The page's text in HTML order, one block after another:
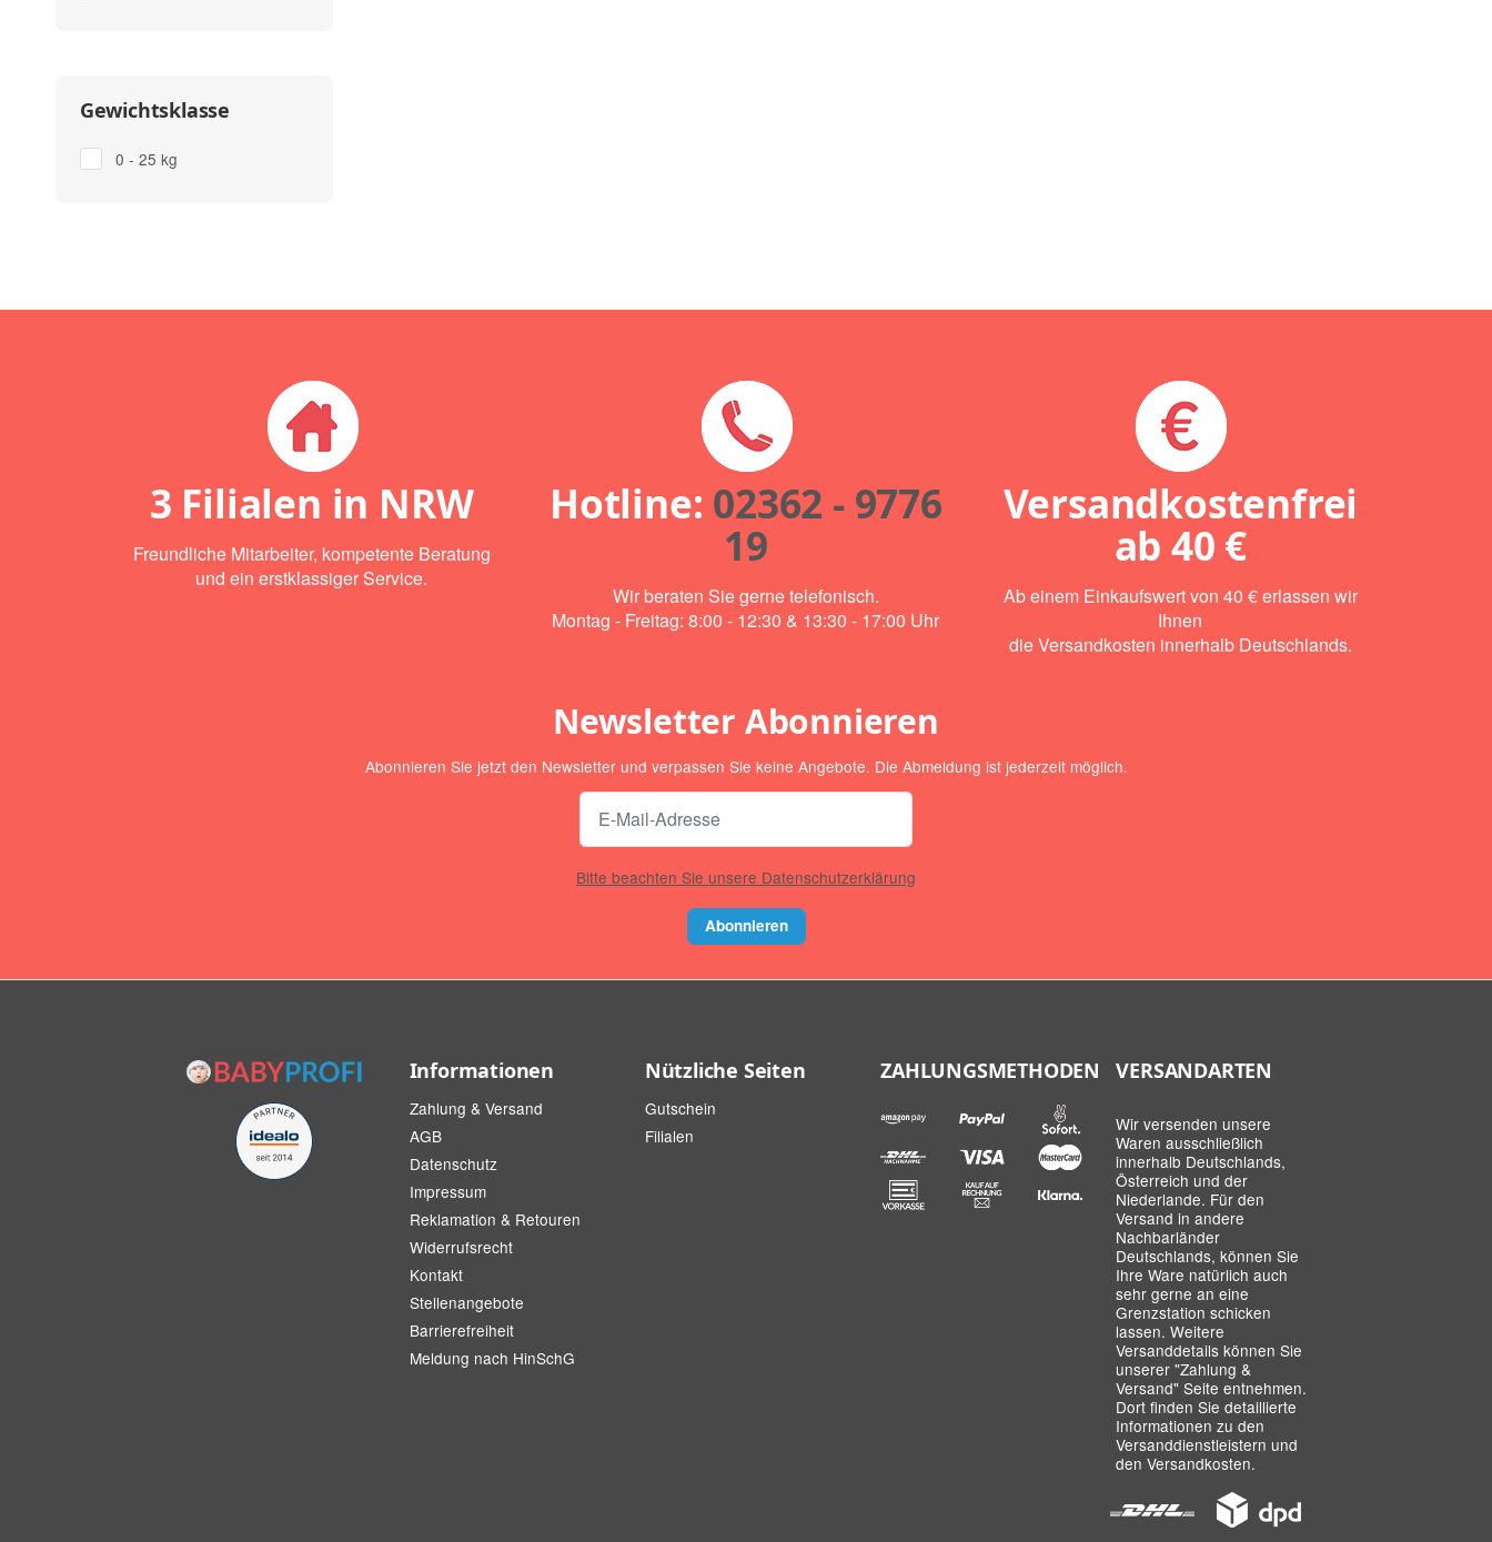
Gewichtsklasse
0 - 25 kg
3 Filialen in NRW
Freundliche Mitarbeiter, kompetente Beratung
und ein erstklassiger Service.
Hotline: 02362 - 9776
19
Wir beraten Sie gerne telefonisch.
Montag - Freitag: 8:00 - 12:30 & 13:30 - 17:00 Uhr
Versandkostenfrei
ab 40 €
Ab einem Einkaufswert von 40 € erlassen wir
Ihnen
die Versandkosten innerhalb Deutschlands.
Newsletter Abonnieren
Abonnieren Sie jetzt den Newsletter und verpassen Sie keine Angebote. Die Abmeldung ist jederzeit möglich.
Bitte beachten Sie unsere Datenschutzerklärung
Abonnieren
Informationen
Zahlung & Versand
AGB
Datenschutz
Impressum
Reklamation & Retouren
Widerrufsrecht
Kontakt
Stellenangebote
Barrierefreiheit
Meldung nach HinSchG
Nützliche Seiten
Gutschein
Filialen
ZAHLUNGSMETHODEN VERSANDARTEN
Wir versenden unsere
Waren ausschließlich
innerhalb Deutschlands,
Österreich und der
Niederlande. Für den
Versand in andere
Nachbarländer
Deutschlands, können Sie
Ihre Ware natürlich auch
sehr gerne an eine
Grenzstation schicken
lassen. Weitere
Versanddetails können Sie
unserer"Zahlung &
Versand" Seite entnehmen.
Dort finden Sie detaillierte
Informationen zu den
Versanddienstleistern und
den Versandkosten.